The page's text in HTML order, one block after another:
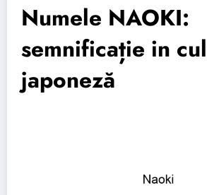
Numele NAOKI:
semnificație in
japoneză